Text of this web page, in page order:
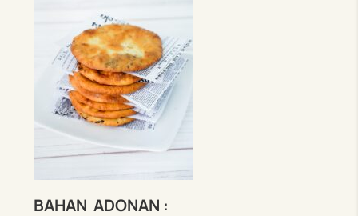
BAHAN ADONAN :